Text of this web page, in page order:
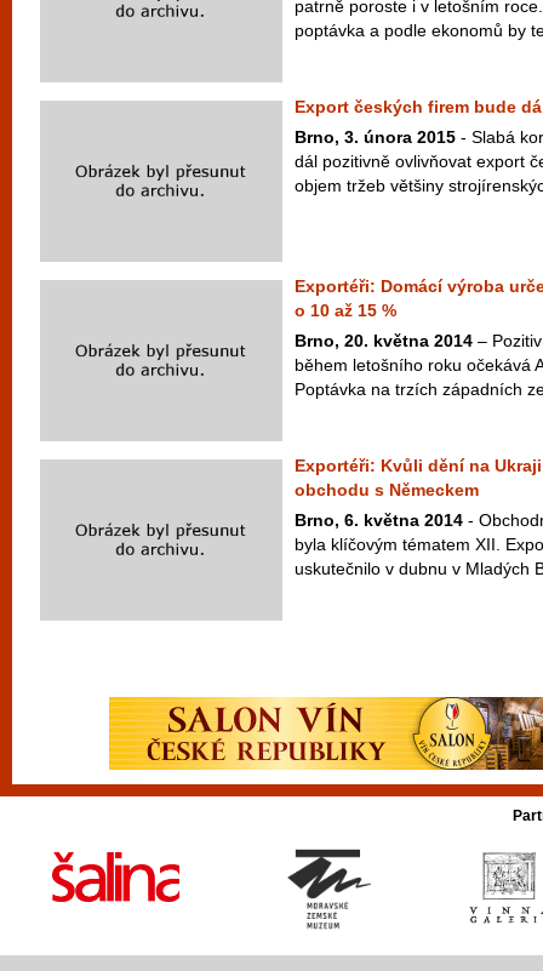
patrně poroste i v letošním
poptávka a podle ekonomů by
Export českých firem bude
Brno, 3. února 2015 - Slabá
dál pozitivně ovlivňovat export
objem tržeb většiny
Exportéři: Domácí výroba
o 10 až 15 %
Brno, 20. května 2014 –
během letošního roku očekává
Poptávka na trzích západních
Exportéři: Kvůli dění na
obchodu s Německem
Brno, 6. května 2014 -
byla klíčovým tématem XII.
uskutečnilo v dubnu v Mladých